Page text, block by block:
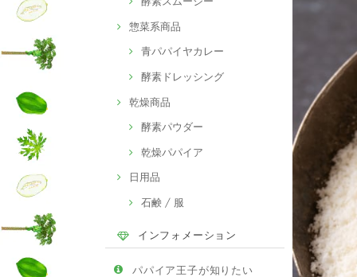
惣菜系商品
青パパイヤカレー
酵素ドレッシング
乾燥商品
酵素パウダー
乾燥パパイア
日用品
石鹸 / 服
インフォメーション
パパイア王子が知りたい